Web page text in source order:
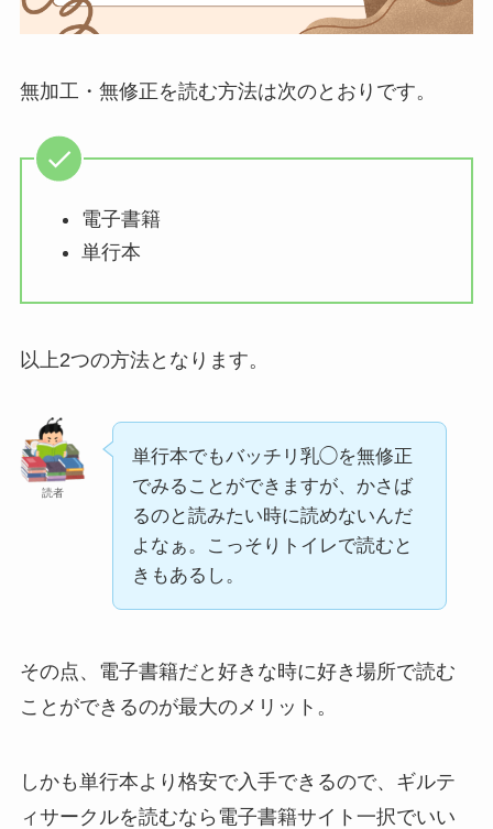
無加工・無修正を読む方法は次のとおりです。
電子書籍
単行本
以上2つの方法となります。
読者
単行本でもバッチリ乳◯を無修正
でみることができますが、かさば
るのと読みたい時に読めないんだ
よなぁ。こっそりトイレで読むと
きもあるし。
その点、電子書籍だと好きな時に好き場所で読む
ことができるのが最大のメリット。
しかも単行本より格安で入手できるので、ギルテ
ィサークルを読むなら電子書籍サイト一択でいい